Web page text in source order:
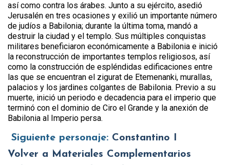
así como contra los árabes. Junto a su ejército, asedió
Jerusalén en tres ocasiones y exilió un importante número
de judíos a Babilonia; durante la última toma, mandó a
destruir la ciudad y el templo. Sus múltiples conquistas
militares beneficiaron económicamente a Babilonia e inició
la reconstrucción de importantes templos religiosos, así
como la construcción de espléndidas edificaciones entre
las que se encuentran el zigurat de Etemenanki, murallas,
palacios y los jardines colgantes de Babilonia. Previo a su
muerte, inició un periodo e decadencia para el imperio que
terminó con el dominio de Ciro el Grande y la anexión de
Babilonia al Imperio persa.
Siguiente personaje: Constantino I
Volver a Materiales Complementarios